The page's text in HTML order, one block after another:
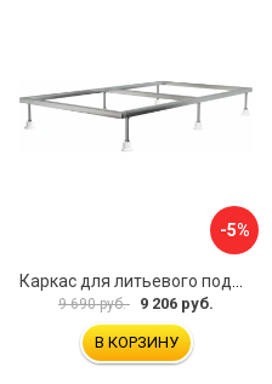
-5%
9 690 руб. 9 206 руб.
В КОРЗИНУ